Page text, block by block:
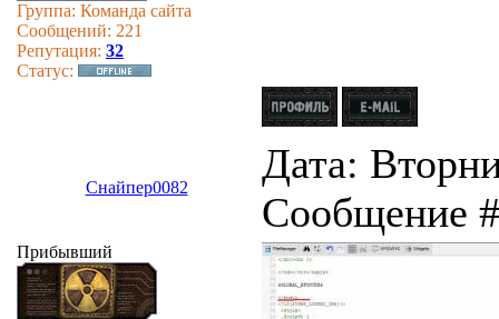
Группа: Команда сайта
Сообщений: 221
Репутация: 32
Статус:
Снайпер0082
Дата:
Сообщение
Прибывший